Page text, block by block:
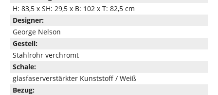
H: 83,5 x SH: 29,5 x B: 102 x T: 82,5 cm
Designer:
George Nelson
Gestell:
Stahlrohr verchromt
Schale:
glasfaserverstärkter Kunststoff / Weiß
Bezug: